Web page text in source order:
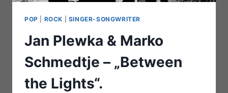
POP ROCK SINGER-SONGWRITER
Jan Plewka & Marko
Schmedtje – „Between
the Lights“.